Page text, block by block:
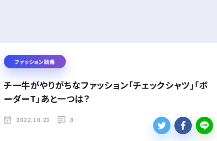
ファッション談義
チ一牛がやりがちなファッション「チェックシャツ」「ボ
ーダーT」あと一つは？
2022.10.23 8